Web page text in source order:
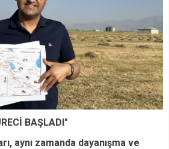
BAŞLADI"
aynı zamanda dayanışma ve